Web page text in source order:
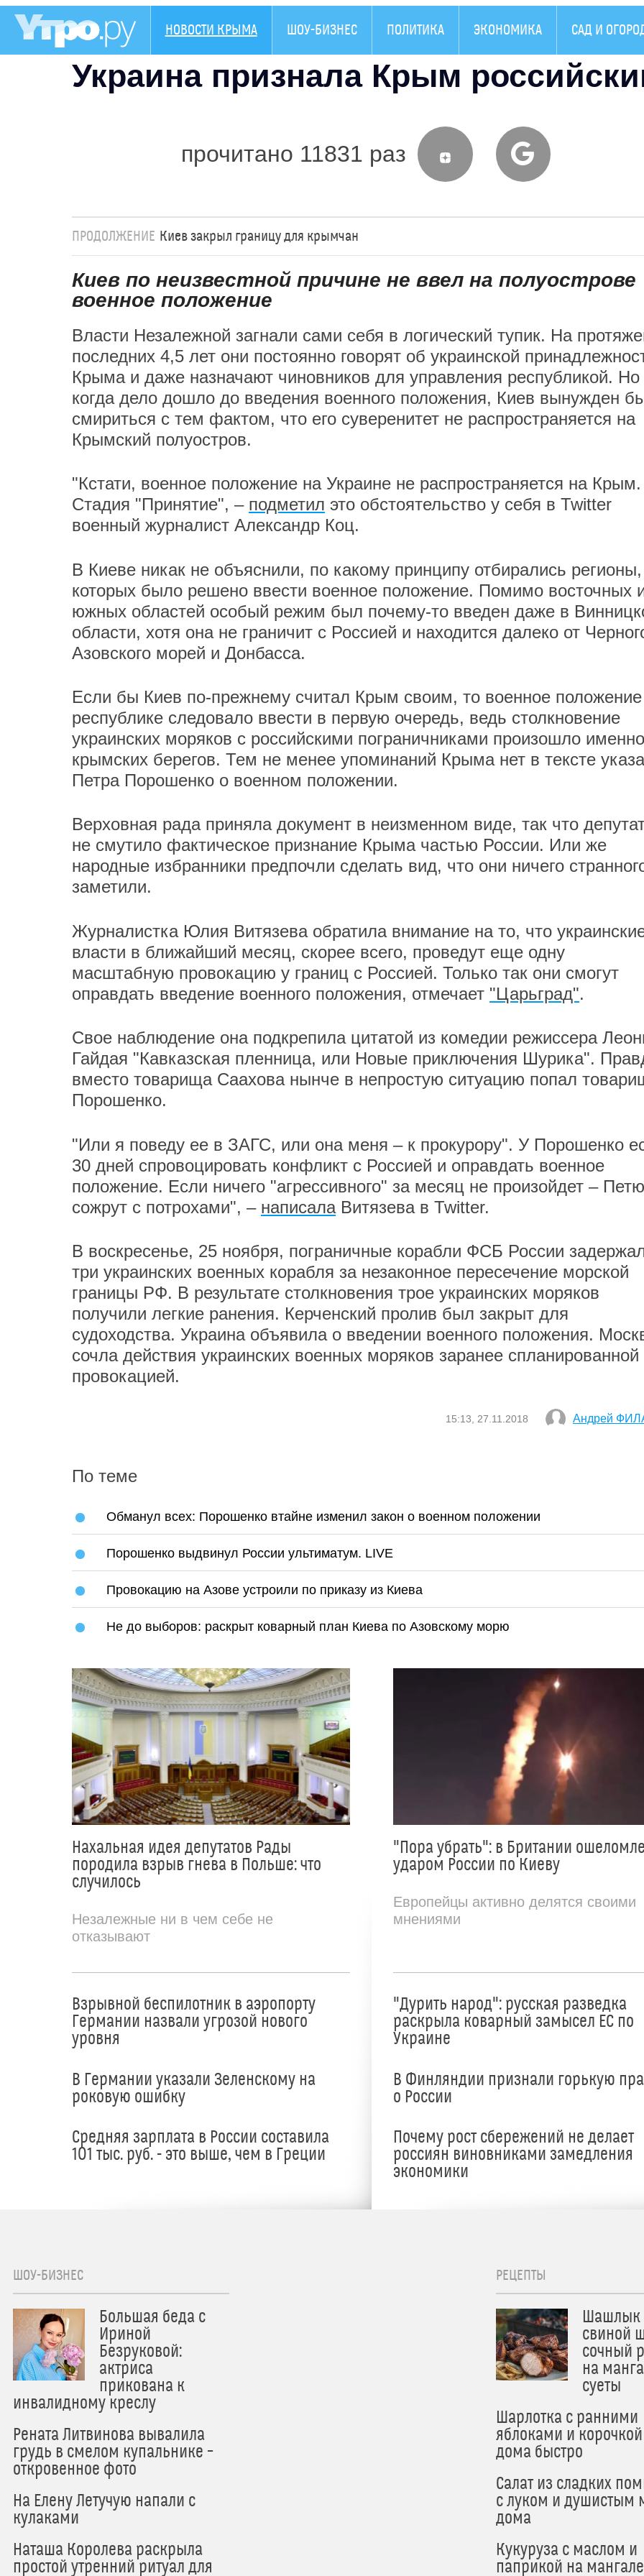
НОВОСТИ КРЫМА ШОУ-БИЗНЕС ПОЛИТИКА ЭКОНОМИКА САД И
Украина признала Крым
прочитано 11831 раз
ПРОДОЛЖЕНИЕ Киев закрыл границу для крымчан
Киев по неизвестной причине не ввел на полуострове
военное положение
Власти Незалежной загнали сами себя в логический тупик. На
последних 4,5 лет они постоянно говорят об украинской
Крыма и даже назначают чиновников для управления республикой. Но
когда дело дошло до введения военного положения, Киев вынужден
смириться с тем фактом, что его суверенитет не распространяется на
Крымский полуостров.
"Кстати, военное положение на Украине не распространяется на Крым.
Стадия "Принятие", – подметил это обстоятельство у себя в Twitter
военный журналист Александр Коц.
В Киеве никак не объяснили, по какому принципу отбирались
которых было решено ввести военное положение. Помимо восточных
южных областей особый режим был почему-то введен даже в
области, хотя она не граничит с Россией и находится далеко от
Азовского морей и Донбасса.
Если бы Киев по-прежнему считал Крым своим, то военное
республике следовало ввести в первую очередь, ведь столкновение
украинских моряков с российскими пограничниками произошло
крымских берегов. Тем не менее упоминаний Крыма нет в тексте указа
Петра Порошенко о военном положении.
Верховная рада приняла документ в неизменном виде, так что
не смутило фактическое признание Крыма частью России. Или же
народные избранники предпочли сделать вид, что они ничего
заметили.
Журналистка Юлия Витязева обратила внимание на то, что
власти в ближайший месяц, скорее всего, проведут еще одну
масштабную провокацию у границ с Россией. Только так они смогут
оправдать введение военного положения, отмечает "Царьград".
Свое наблюдение она подкрепила цитатой из комедии режиссера
Гайдая "Кавказская пленница, или Новые приключения Шурика".
вместо товарища Саахова нынче в непростую ситуацию попал
Порошенко.
"Или я поведу ее в ЗАГС, или она меня – к прокурору". У Порошенко
30 дней спровоцировать конфликт с Россией и оправдать военное
положение. Если ничего "агрессивного" за месяц не произойдет – Петю
сожрут с потрохами", – написалаВитязева в Twitter.
В воскресенье, 25 ноября, пограничные корабли ФСБ России
три украинских военных корабля за незаконное пересечение морской
границы РФ. В результате столкновения трое украинских моряков
получили легкие ранения. Керченский пролив был закрыт для
судоходства. Украина объявила о введении военного положения.
сочла действия украинских военных моряков заранее спланированной
провокацией.
15:13, 27.11.2018 Андрей
По теме
Обманул всех: Порошенко втайне изменил закон о военном положении
Порошенко выдвинул России ультиматум. LIVE
Провокацию на Азове устроили по приказу из Киева
Не до выборов: раскрыт коварный план Киева по Азовскому морю
Нахальная идея депутатов Рады
породила взрыв гнева в Польше: что
случилось
Незалежные ни в чем себе не
отказывают
Взрывной беспилотник в аэропорту
Германии назвали угрозой нового
уровня
В Германии указали Зеленскому на
роковую ошибку
Средняя зарплата в России составила
101 тыс. руб. - это выше, чем в Греции
"Пора убрать": в Британии
ударом России по Киеву
Европейцы активно делятся своими
мнениями
"Дурить народ": русская разведка
раскрыла коварный замысел ЕС по
Украине
В Финляндии признали горькую
о России
Почему рост сбережений не делает
россиян виновниками замедления
экономики
ШОУ-БИЗНЕС
Большая беда с
Ириной
Безруковой:
актриса
прикована к
инвалидному креслу
Рената Литвинова вывалила
грудь в смелом купальнике –
откровенное фото
На Елену Летучую напали с
кулаками
Наташа Королева раскрыла
простой утренний ритуал для
РЕЦЕПТЫ
Шашлык
свиной
сочный
на
суеты
Шарлотка с ранними
яблоками и
дома быстро
Салат из сладких
с луком и душистым
дома
Кукуруза с маслом и
паприкой на